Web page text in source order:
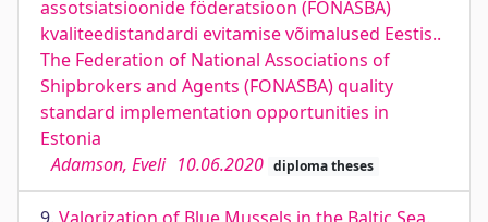
assotsiatsioonide föderatsioon (FONASBA)
kvaliteedistandardi evitamise võimalused Eestis..
The Federation of National Associations of
Shipbrokers and Agents (FONASBA) quality
standard implementation opportunities in
Estonia
Adamson, Eveli 10.06.2020 diploma theses